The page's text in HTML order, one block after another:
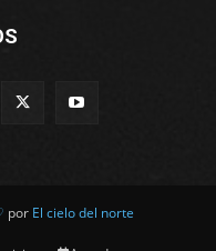
por El cielo del norte